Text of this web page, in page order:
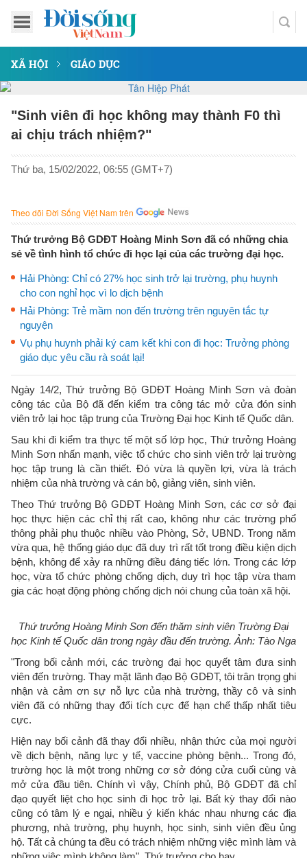
XÃ HỘI GIÁO DỤC
"Sinh viên đi học không may thành F0 thì
ai chịu trách nhiệm?"
Thứ ba, 15/02/2022, 06:55 (GMT+7)
Theo dõi Đời Sống Việt Nam trên
Thứ trưởng Bộ GDĐT Hoàng Minh Sơn đã có những chia
sẻ về tình hình tổ chức đi học lại của các trường đại học.
Hải Phòng: Chỉ có 27% học sinh trở lại trường, phụ huynh
cho con nghỉ học vì lo dịch bệnh
Hải Phòng: Trẻ mầm non đến trường trên nguyên tắc tự
nguyện
Vụ phụ huynh phải ký cam kết khi con đi học: Trưởng phòng
giáo dục yêu cầu rà soát lại!
Ngày 14/2, Thứ trưởng Bộ GDĐT Hoàng Minh Sơn và đoàn
công tác của Bộ đã đến kiểm tra công tác mở cửa đón sinh
viên trở lại học tập trung của Trường Đại học Kinh tế Quốc dân.
Sau khi đi kiểm tra thực tế một số lớp học, Thứ trưởng Hoàng
Minh Sơn nhấn mạnh, việc tổ chức cho sinh viên trở lại trường
học tập trung là cần thiết. Đó vừa là quyền lợi, vừa là trách
nhiệm của nhà trường và cán bộ, giảng viên, sinh viên.
Theo Thứ trưởng Bộ GDĐT Hoàng Minh Sơn, các cơ sở đại
học thực hiện các chỉ thị rất cao, không như các trường phổ
thông phải phụ thuộc nhiều vào Phòng, Sở, UBND. Trong năm
vừa qua, hệ thống giáo dục đã duy trì rất tốt trong điều kiện dịch
bệnh, không để xảy ra những điều đáng tiếc lớn. Trong các lớp
học, vừa tổ chức phòng chống dịch, duy trì học tập vừa tham
gia các hoạt động phòng chống dịch nói chung của toàn xã hội.
Thứ trưởng Hoàng Minh Sơn đến thăm sinh viên Trường Đại
học Kinh tế Quốc dân trong ngày đầu đến trường. Ảnh: Tào Nga
"Trong bối cảnh mới, các trường đại học quyết tâm đưa sinh
viên đến trường. Thay mặt lãnh đạo Bộ GDĐT, tôi trân trọng ghi
nhận và cảm ơn sự nỗ lực của nhà trường, thầy cô và sinh
viên đã có những thay đổi tích cực để hạn chế thấp nhất tiêu
cực.
Hiện nay bối cảnh đã thay đổi nhiều, nhận thức của mọi người
về dịch bệnh, năng lực y tế, vaccine phòng bệnh... Trong đó,
trường học là một trong những cơ sở đóng cửa cuối cùng và
mở cửa đầu tiên. Chính vì vậy, Chính phủ, Bộ GDĐT đã chỉ
đạo quyết liệt cho học sinh đi học trở lại. Bất kỳ thay đổi nào
cũng có tâm lý e ngại, nhiều ý kiến khác nhau nhưng các địa
phương, nhà trường, phụ huynh, học sinh, sinh viên đều ủng
hộ. Tất cả chúng ta đều có trách nhiệm những việc mình làm và